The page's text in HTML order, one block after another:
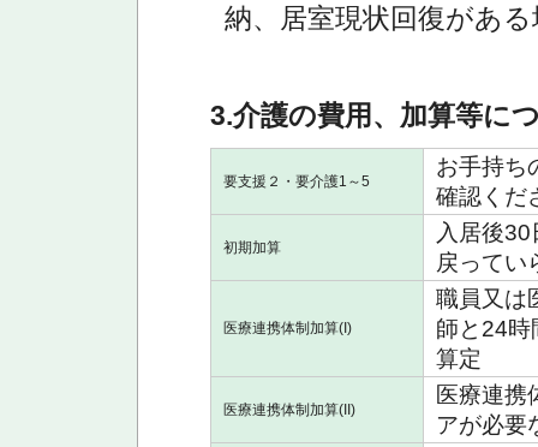
納、居室現状回復があ
3.介護の費用、加算等に
要支援２・要介護1～5
お手持ち
確認くだ
初期加算
入居後
戻ってい
医療連携体制加算(I)
職員又は
師と24時
算定
医療連携体制加算(II)
医療連携
アが必要